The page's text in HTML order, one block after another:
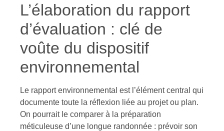
L’élaboration du rapport
d’évaluation : clé de
voûte du dispositif
environnemental
Le rapport environnemental est l’élément central qui
documente toute la réflexion liée au projet ou plan.
On pourrait le comparer à la préparation
méticuleuse d’une longue randonnée : prévoir son